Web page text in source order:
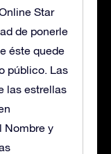
Star
de ponerle
éste quede
público. Las
las estrellas
Nombre y